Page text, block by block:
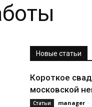
Новые статьи
Короткое
московской
Статьи manager -